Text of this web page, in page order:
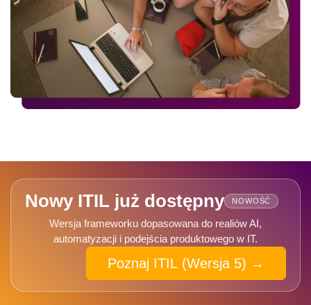
Nowy ITIL już dostępny NOWOŚĆ
Wersja frameworku dopasowana do realiów AI,
automatyzacji i podejścia produktowego w IT.
Poznaj ITIL (Wersja 5) →